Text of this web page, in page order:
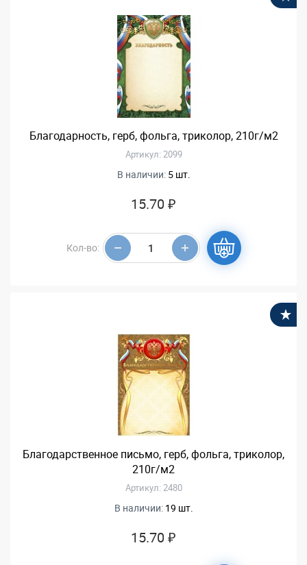
Благодарность, герб, фольга, триколор, 210г/м2
Артикул: 2099
В наличии: 5 шт.
15.70 ₽
Кол-во:
Благодарственное письмо, герб, фольга, триколор,
210г/м2
Артикул: 2480
В наличии: 19 шт.
15.70 ₽